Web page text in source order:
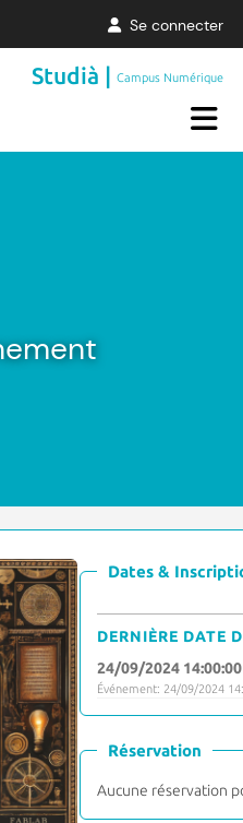
Se connecter
Studià |Campus Numérique
Dates &
DERNIÈRE DATE
24/09/2024 14:00:00
Événement: 24/09/2024
Réservation
Aucune réservation